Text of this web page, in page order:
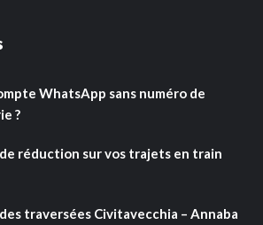
WhatsApp sans numéro de
?
de réduction sur vos trajets en train
traversées Civitavecchia – Annaba